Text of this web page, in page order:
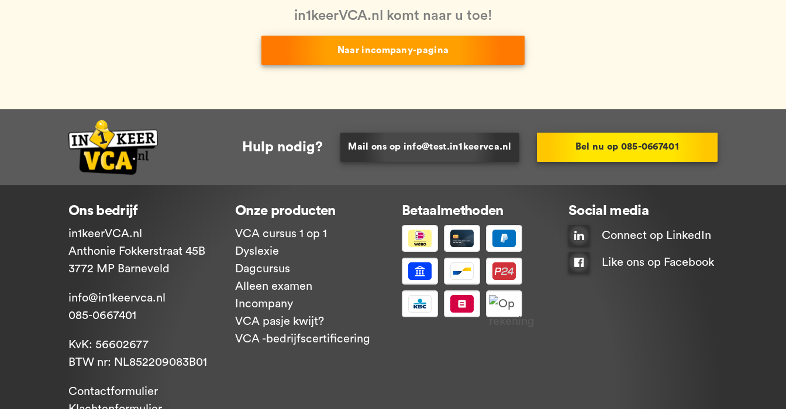
in1keerVCA.nl komt naar u toe!
Naar incompany-pagina
Hulp nodig? Mail ons op info@test.in1keervca.nl Bel nu op 085-0667401
Ons bedrijf
in1keerVCA.nl
Anthonie Fokkerstraat 45B
3772 MP Barneveld
info@in1keervca.nl
085-0667401
KvK: 56602677
BTW nr: NL852209083B01
Contactformulier
Onze producten
VCA cursus 1 op 1
Dyslexie
Dagcursus
Alleen examen
Incompany
VCA pasje kwijt?
VCA -bedrijfscertificering
Social media
Connect op LinkedIn
Like ons op Facebook
Betaalmethoden